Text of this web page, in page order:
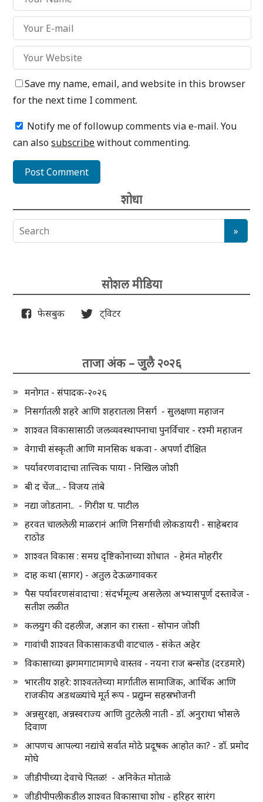
Save my name, email, and website in this browser
for the next time I comment.
Notify me of followup comments via e-mail. You
can alsosubscribewithout commenting.
शोधा
सोशल मीडिया
फेसबुक ट्विटर
ताजा अंक – जुलै २०२६
मनोगत - संपादक-२०२६
निसर्गातली शहरे आणि शहरातला निसर्ग - सुलक्षणा महाजन
शाश्वत विकासासाठी जलव्यवस्थापनाचा पुनर्विचार - रश्मी महाजन
वेगाची संस्कृती आणि मानसिक थकवा - अपर्णा दीक्षित
पर्यावरणवादाचा तात्त्विक पाया - निखिल जोशी
बी द चेंज... - विजय तांबे
नद्या जोडताना.. - गिरीश घ. पाटील
हरवत चाललेली माळरानं आणि निसर्गाची लोकडायरी - साहेबराव
राठोड
शाश्वत विकास : समग्र दृष्टिकोनाच्या शोधात - हेमंत मोहरीर
दाह कथा (सागर) - अतुल देऊळगावकर
पैस पर्यावरणसंवादाचा : संदर्भमूल्य असलेला अभ्यासपूर्ण दस्तावेज -
सतीश लळीत
कलयुग की दहलीज, अज्ञान का रास्ता - सोपान जोशी
गावांची शाश्वत विकासाकडची वाटचाल - संकेत अहेर
विकासाच्या झगमगाटामागचे वास्तव - नयना राज बन्सोड (दरडमारे)
भारतीय शहरे: शाश्वततेच्या मार्गातील सामाजिक, आर्थिक आणि
राजकीय अडथळ्यांचे मूर्त रूप - प्रद्युम्न सहस्रभोजनी
अन्नसुरक्षा, अन्नस्वराज्य आणि तुटलेली नाती - डॉ. अनुराधा भोसले
दिवाण
आपणच आपल्या नद्यांचे सर्वात मोठे प्रदूषक आहोत का? - डॉ. प्रमोद
मोघे
जीडीपीच्या देवाचे पितळ! - अनिकेत मोताळे
जीडीपीपलीकडील शाश्वत विकासाचा शोध - हरिहर सारंग